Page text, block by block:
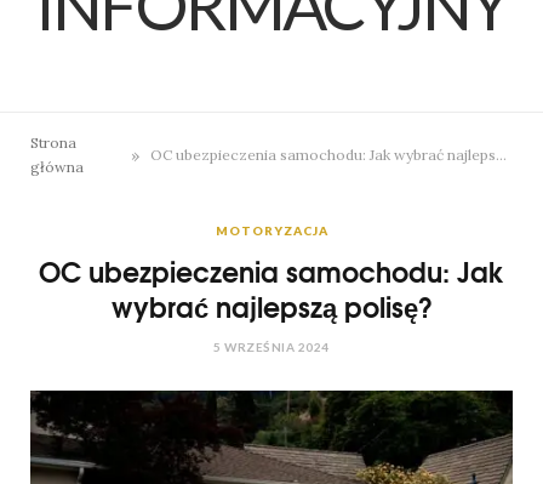
Strona
główna
» OC ubezpieczenia samochodu: Jak wybrać najlepszą polisę?
MOTORYZACJA
OC ubezpieczenia samochodu: Jak
wybrać najlepszą polisę?
5 WRZEŚNIA 2024